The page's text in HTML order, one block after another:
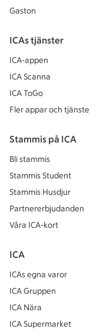
Gaston
ICAs tjänster
ICA-appen
ICA Scanna
ICA ToGo
Fler appar och
Stammis på ICA
Bli stammis
Stammis Student
Stammis Husdjur
Partnererbjudanden
Våra ICA-kort
ICA
ICAs egna varor
ICA Gruppen
ICA Nära
ICA Supermarket